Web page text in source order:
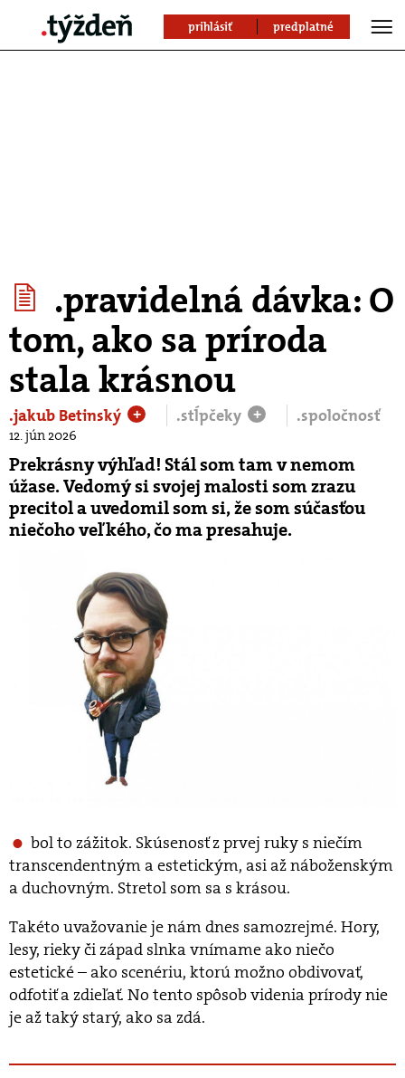
prihlásiť predplatné
.pravidelná dávka: O
tom, ako sa príroda
stala krásnou
.jakub Betinský + .stĺpčeky + .spoločnosť
12. jún 2026
Prekrásny výhľad! Stál som tam v nemom
úžase. Vedomý si svojej malosti som zrazu
precitol a uvedomil som si, že som súčasťou
niečoho veľkého, čo ma presahuje.
bol to zážitok. Skúsenosť z prvej ruky s niečím
transcendentným a estetickým, asi až náboženským
a duchovným. Stretol som sa s krásou.
Takéto uvažovanie je nám dnes samozrejmé. Hory,
lesy, rieky či západ slnka vnímame ako niečo
estetické – ako scenériu, ktorú možno obdivovať,
odfotiť a zdieľať. No tento spôsob videnia prírody nie
je až taký starý, ako sa zdá.